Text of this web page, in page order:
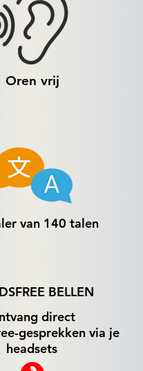
Oren vrij
van 140 talen
BELLEN
direct
gesprekken via je
headsets